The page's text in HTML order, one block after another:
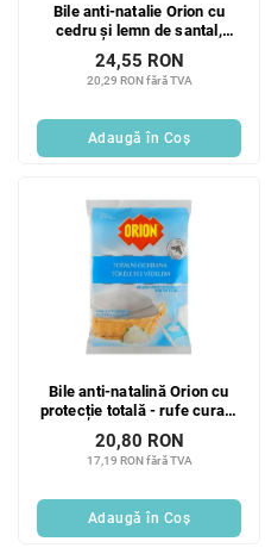
Bile anti-natalie Orion cu
cedru și lemn de santal,
20,29 RON fără TVA
24,55 RON
Adaugă în Coş
Bile anti-natalină Orion cu
protecție totală - rufe curate
17,19 RON fără TVA
20,80 RON
Adaugă în Coş